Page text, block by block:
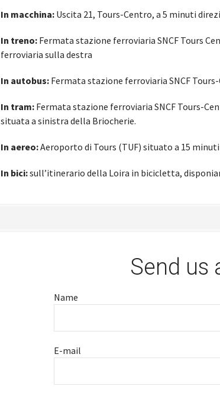
In macchina: Uscita 21, Tours-Centro, a 5 minuti
In treno: Fermata stazione ferroviaria SNCF Tours
ferroviaria sulla destra
In autobus: Fermata stazione ferroviaria SNCF
In tram: Fermata stazione ferroviaria SNCF Tours-
situata a sinistra della Briocherie.
In aereo:Aeroporto di Tours (TUF) situato a 15
In bici:sull’itinerario della Loira in bicicletta,
Send us
Name
E-mail